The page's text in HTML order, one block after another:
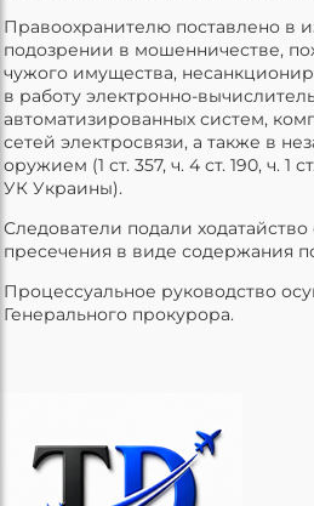
Правоохранителю поставлено в
подозрении в мошенничестве,
чужого имущества,
в работу электронно-
автоматизированных систем,
сетей электросвязи, а также в
оружием (1 ст. 357, ч. 4 ст. 190, ч. 1
УК Украины).
Следователи подали
пресечения в виде содержания
Процессуальное руководство
Генерального прокурора.